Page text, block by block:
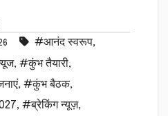
#आनंद स्वरूप,
, #कुंभ तैयारी,
, #कुंभ बैठक,
, #ब्रेकिंग न्यूज़,